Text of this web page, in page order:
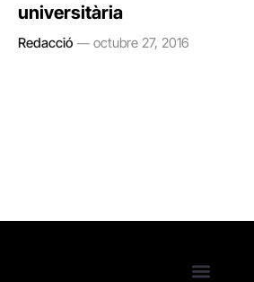
universitària
Redacció octubre 27, 2016